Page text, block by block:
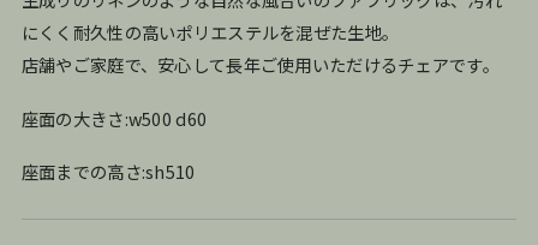
にくく耐久性の高いポリエステルを混ぜた生地。
店舗やご家庭で、安心して長年ご使用いただけるチェアです。
座面の大きさ:w500 d60
座面までの高さ:sh510